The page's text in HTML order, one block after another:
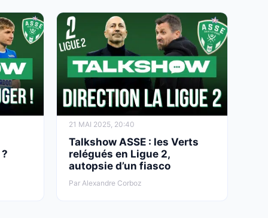
21 MAI 2025, 20:40
Talkshow ASSE : les Verts
relégués en Ligue 2,
autopsie d’un fiasco
Par Alexandre Corboz